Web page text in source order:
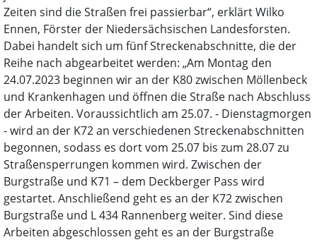
Zeiten sind die Straßen frei passierbar“, erklärt Wilko
Ennen, Förster der Niedersächsischen Landesforsten.
Dabei handelt sich um fünf Streckenabschnitte, die der
Reihe nach abgearbeitet werden: „Am Montag den
24.07.2023 beginnen wir an der K80 zwischen Möllenbeck
und Krankenhagen und öffnen die Straße nach Abschluss
der Arbeiten. Voraussichtlich am 25.07. - Dienstagmorgen
- wird an der K72 an verschiedenen Streckenabschnitten
begonnen, sodass es dort vom 25.07 bis zum 28.07 zu
Straßensperrungen kommen wird. Zwischen der
Burgstraße und K71 – dem Deckberger Pass wird
gestartet. Anschließend geht es an der K72 zwischen
Burgstraße und L 434 Rannenberg weiter. Sind diese
Arbeiten abgeschlossen geht es an der Burgstraße